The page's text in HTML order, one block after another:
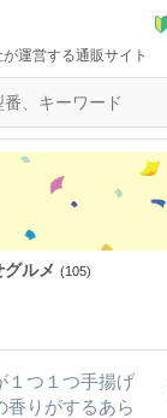
運営する通販サイト
ルメ (105)
１つ１つ手揚げ
香りがするあら